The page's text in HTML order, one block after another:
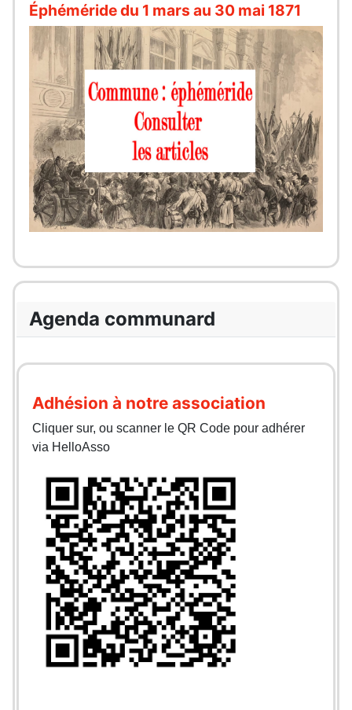
Éphéméride du 1 mars au 30 mai 1871
Agenda communard
Adhésion à notre association
Cliquer sur, ou scanner le QR Code pour adhérer
via HelloAsso